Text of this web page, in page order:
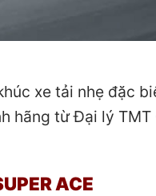
xe tải nhẹ đặc
hãng từ Đại lý TMT
ACE